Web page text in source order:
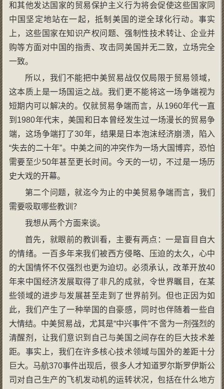
和其他发达国家的贸易保护主义行为将会促使这些国家同
中国坚定地站在一起，抵制美国的逆全球化行动。事实
上，这些国家在知识产权问题、强制性技术转让、企业并
购等方面对中国的指责、攻击同美国并无二致，立场完全
一致。
所以，我们不能把中美贸易战仅仅局限于贸易领域，
这本质上是一场国运之战。我们更不能将这一场争端视为
短期内可以解决的。仅就贸易争端而言，从1960年代一直
到1980年代末，美国和日本曾经发生过一场漫长的贸易争
端，这场争端打了30年，结果是日本泡沫经济崩溃，陷入
“失去的二十年”。中美之间的冲突作为一场大国博弈，恐怕
需要至少50年甚至更长时间。今天的一切，不过是一场历
史大戏的开幕。
第二个问题，就迄今为止的中美贸易争端而言，我们
需要吸取哪些教训？
我想从两个方面来谈。
首先，就眼前的教训看，主要有两点：一是盲目自大
的情绪。一百多年来我们被西方侵略、压迫的太久，心中
的大国情怀不仅强烈也更为迫切。必须承认，改革开放40
年来中国经济发展取得了非凡的成就，令世界瞩目，在某
些领域的进步与发展甚至走到了世界前列。但也正因为如
此，我们产生了一种举国的自豪感，同时也伴随着一些自
大情结。中美贸易战，尤其是“中兴事件”不啻为一剂强烈的
清醒剂，让我们意识到自己与美国之间存在的巨大技术差
距。事实上，我们在许多核心技术领域与国外的差距十分
巨大。马航370事件出现后，很多人才知道罗尔斯罗伊斯公
司对自己生产的飞机发动机的运转状况，包括在什么地方